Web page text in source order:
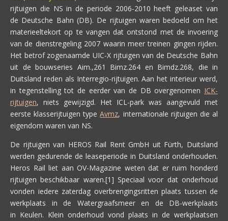
rijtuigen die NS in de periode 2006-2010 heeft geleaset van
de Deutsche Bahn (DB). De rijtuigen waren bedoeld om het
materieeltekort op te vangen dat ontstond met de invoering
van de dienstregeling 2007 waarin meer treinen gingen rijden.
Het betrof zogenaamde UIC-X rijtuigen van de Deutsche Bahn
uit de bouwseries Aim.,261 Bimz.264 en Bimdz.268, die in
Duitsland reden als Interregio-rijtuigen. Aan het interieur werd,
in tegenstelling tot de eerder van de DB overgenomen ICK-
rijtuigen, niets gewijzigd. Het ICL-park was aangevuld met
eerste klasserijtuigen typeAvmz, internationale rijtuigen die al
eigendom waren van NS.
De rijtuigen van HEROS Rail Rent GmbH uit Fürth, Duitsland
werden gedurende de leaseperiode in Duitsland onderhouden.
Heros Rail liet aan OV-Magazine weten dat er ruim honderd
rijtuigen beschikbaar waren.[1] Speciaal voor dat onderhoud
vonden iedere zaterdag overbrengingsritten plaats tussen de
werkplaats in de Watergraafsmeeren de DB-werkplaats
in Keulen. Klein onderhoud vond plaats in de werkplaatsen